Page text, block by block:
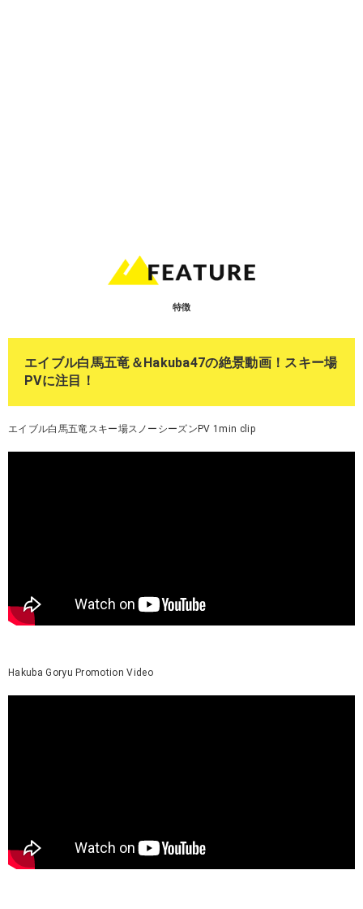
特徴
エイブル白馬五竜＆Hakuba47の絶景動画！スキー場
PVに注目！
エイブル白馬五竜スキー場スノーシーズンPV 1min clip
Hakuba Goryu Promotion Video